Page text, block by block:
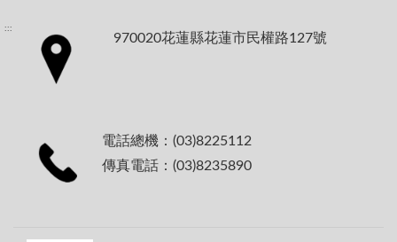
:::
970020花蓮縣花蓮市民權路127號
電話總機：(03)8225112
傳真電話：(03)8235890